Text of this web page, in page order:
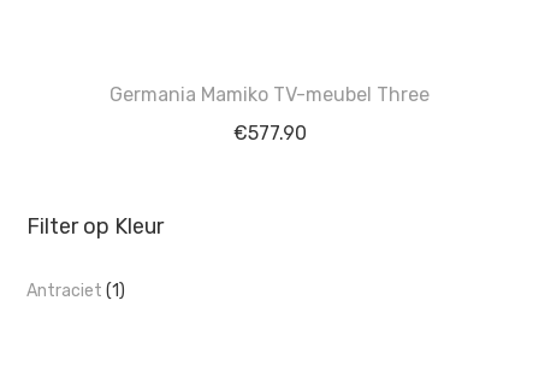
Germania Mamiko TV-meubel Three
€577.90
Filter op Kleur
Antraciet (1)